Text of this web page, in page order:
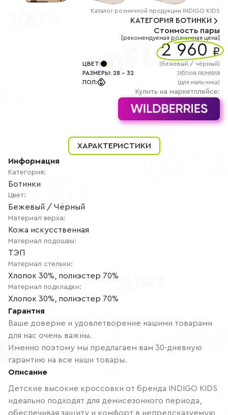
+7
АВТОРИЗАЦИЯ
РЕГИСТРАЦИЯ
Каталог розничной продукции INDIGO KIDS
КАТЕГОРИЯ БОТИНКИ
Стоимость пары
[рекомендуемая розничная цена]
2 960 ₽
ЦВЕТ: (бежевый / чёрный)
РАЗМЕРЫ: 28 - 32 таблица размеров
ПОЛ: (для мальчика)
Купить на маркетплейсе:
ХАРАКТЕРИСТИКИ
Информация
Категория:
Ботинки
Цвет:
Бежевый / Чёрный
Материал верха:
Кожа искусственная
Материал подошвы:
ТЭП
Материал стельки:
Хлопок 30%, полиэстер 70%
Материал подкладки:
Хлопок 30%, полиэстер 70%
Гарантия
Ваше доверие и удовлетворение нашими товарами
для нас очень важны.
Именно поэтому мы предлагаем вам 30-дневную
гарантию на все наши товары.
Описание
Детские высокие кроссовки от бренда INDIGO KIDS
идеально подходят для демисезонного периода,
обеспечивая защиту и комфорт в непредсказуемую